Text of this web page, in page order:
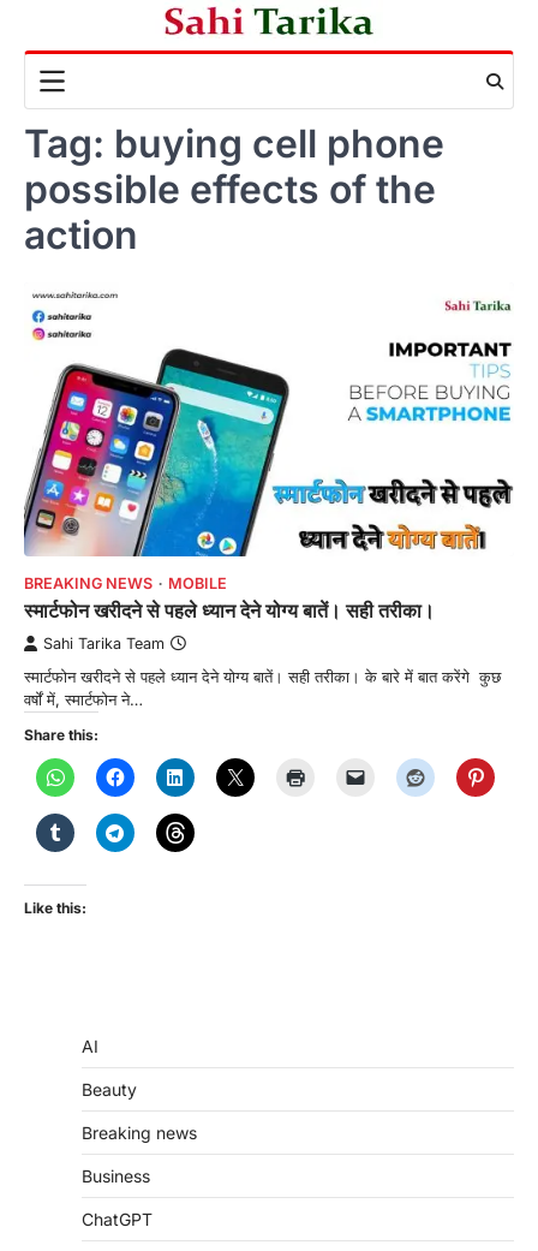
content
Tag: buying cell phone
possible effects of the
action
BREAKING NEWS MOBILE
स्मार्टफोन खरीदने से पहले ध्यान देने योग्य बातें। सही तरीका।
Sahi Tarika Team
स्मार्टफोन खरीदने से पहले ध्यान देने योग्य बातें। सही तरीका। के बारे में बात करेंगे कुछ
वर्षों में, स्मार्टफोन ने…
Share this:
Like this:
AI
Beauty
Breaking news
Business
ChatGPT